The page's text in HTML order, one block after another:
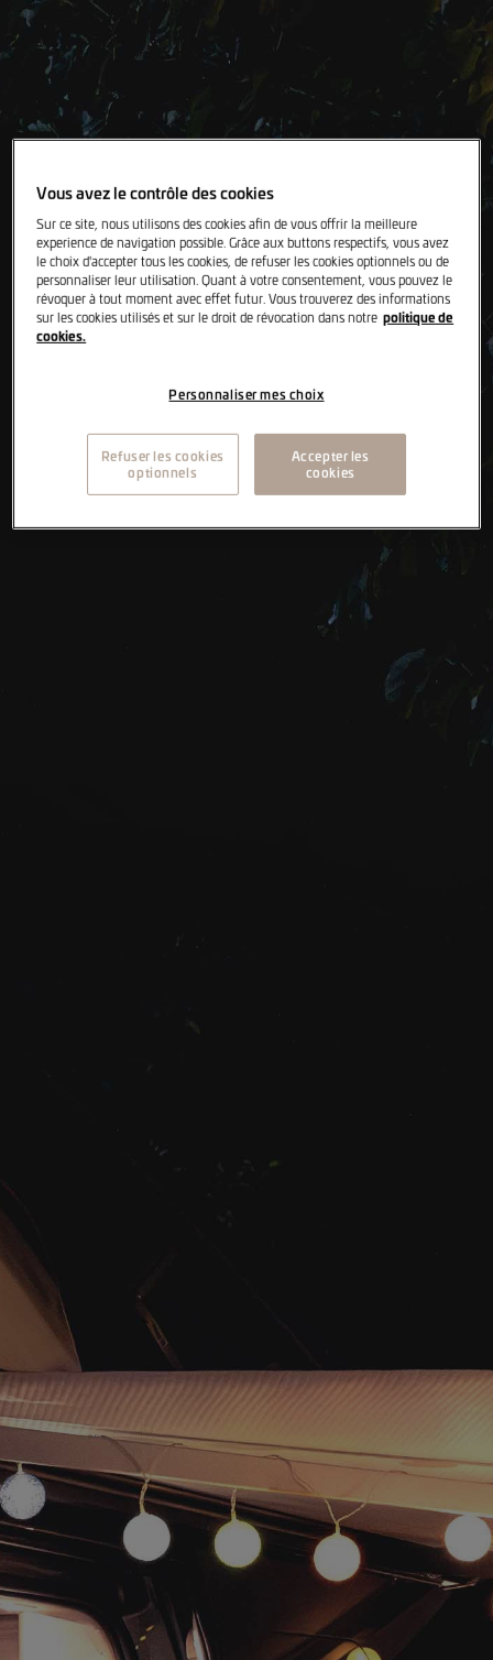
Vous avez le contrôle des cookies
Sur ce site, nous utilisons des cookies afin de vous offrir la meilleure
experience de navigation possible. Grâce aux buttons respectifs, vous avez
le choix d'accepter tous les cookies, de refuser les cookies optionnels ou de
personnaliser leur utilisation. Quant à votre consentement, vous pouvez le
révoquer à tout moment avec effet futur. Vous trouverez des informations
sur les cookies utilisés et sur le droit de révocation dans notre politique de
cookies.
Personnaliser mes choix
Refuser les cookies
optionnels
Accepter les
cookies